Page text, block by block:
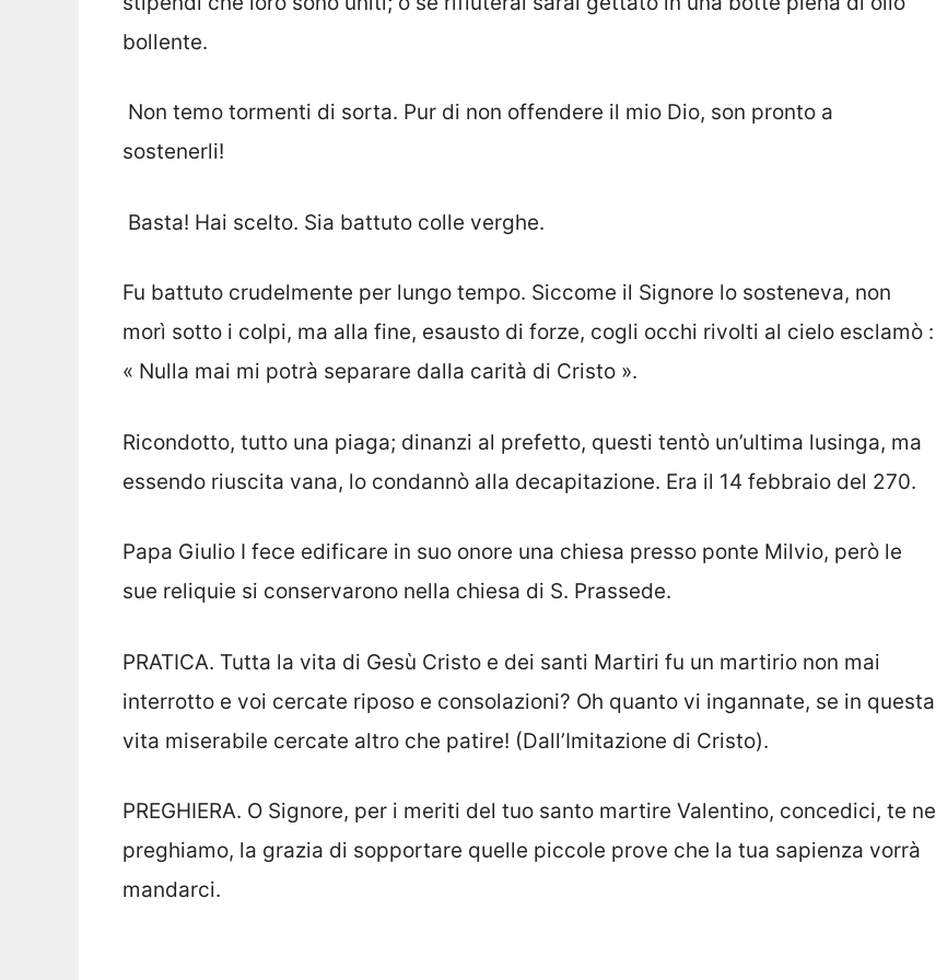
bollente.
 Non temo tormenti di sorta. Pur di non offendere il mio Dio, son pronto a
sostenerli!
 Basta! Hai scelto. Sia battuto colle verghe.
Fu battuto crudelmente per lungo tempo. Siccome il Signore lo sosteneva, non
morì sotto i colpi, ma alla fine, esausto di forze, cogli occhi rivolti al cielo esclamò :
« Nulla mai mi potrà separare dalla carità di Cristo ».
Ricondotto, tutto una piaga; dinanzi al prefetto, questi tentò un’ultima lusinga, ma
essendo riuscita vana, lo condannò alla decapitazione. Era il 14 febbraio del 270.
Papa Giulio I fece edificare in suo onore una chiesa presso ponte Milvio, però le
sue reliquie si conservarono nella chiesa di S. Prassede.
PRATICA. Tutta la vita di Gesù Cristo e dei santi Martiri fu un martirio non mai
interrotto e voi cercate riposo e consolazioni? Oh quanto vi ingannate, se in questa
vita miserabile cercate altro che patire! (Dall’Imitazione di Cristo).
PREGHIERA. O Signore, per i meriti del tuo santo martire Valentino, concedici, te ne
preghiamo, la grazia di sopportare quelle piccole prove che la tua sapienza vorrà
mandarci.